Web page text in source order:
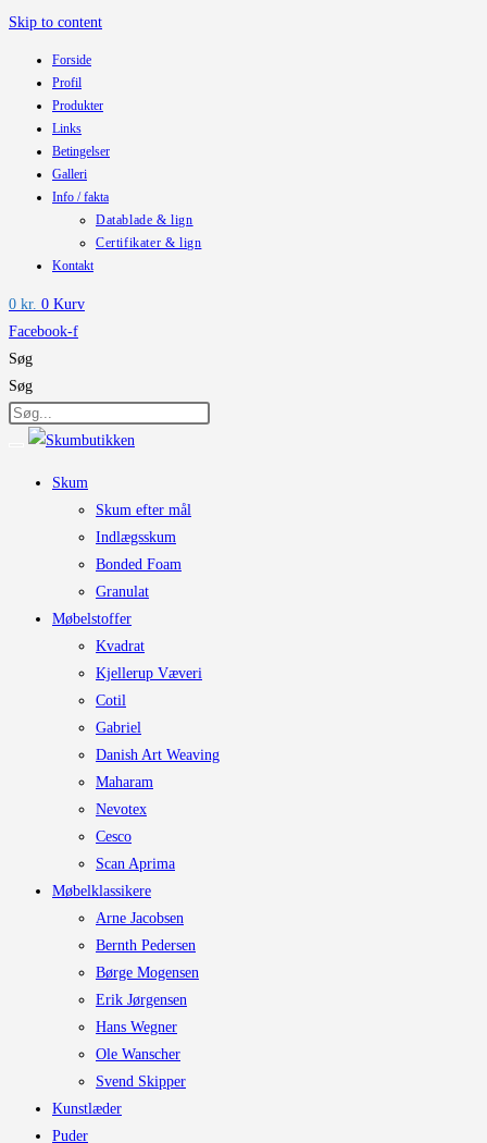
Skip to content
Forside
Profil
Produkter
Links
Betingelser
Galleri
Info / fakta
Datablade & lign
Certifikater & lign
Kontakt
0 kr. 0 Kurv
Facebook-f
Søg
Søg
Skum
Skum efter mål
Indlægsskum
Bonded Foam
Granulat
Møbelstoffer
Kvadrat
Kjellerup Væveri
Cotil
Gabriel
Danish Art Weaving
Maharam
Nevotex
Cesco
Scan Aprima
Møbelklassikere
Arne Jacobsen
Bernth Pedersen
Børge Mogensen
Erik Jørgensen
Hans Wegner
Ole Wanscher
Svend Skipper
Kunstlæder
Puder